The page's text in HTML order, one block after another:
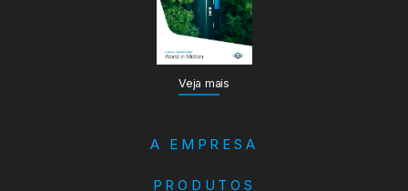
Veja mais
A EMPRESA
PRODUTOS